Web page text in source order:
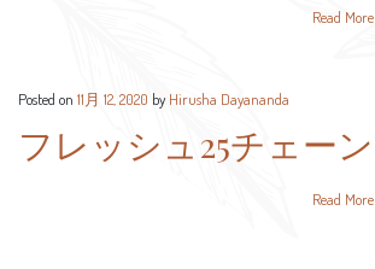
Read More
Posted on 11月 12, 2020 byHirusha Dayananda
フレッシュ25チェーン
Read More